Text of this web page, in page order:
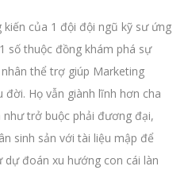
kiến của 1 đội đội ngũ kỹ sư ứng
số thuộc đồng khám phá sự
thể trợ giúp Marketing
Họ vẫn giành lĩnh hơn cha
như trở buộc phải đương đại,
sinh sản với tài liệu mập để
dự đoán xu hướng con cái làn